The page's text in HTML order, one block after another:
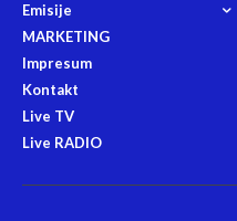
Emisije
MARKETING
Impresum
Kontakt
Live TV
Live RADIO